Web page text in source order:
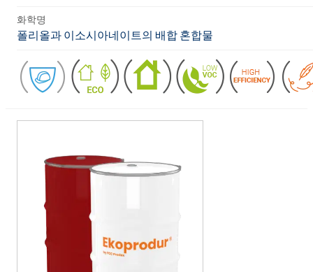
화학명
폴리올과 이소시아네이트의 배합 혼합물